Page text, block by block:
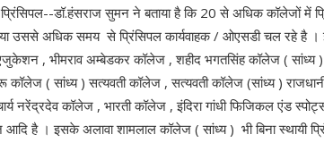
डॉ.हंसराज सुमन ने बताया है कि 20 से अधिक कॉलेजों में
उससे अधिक समय से प्रिंसिपल कार्यवाहक / ओएसडी चल रहे है ।
, भीमराव अम्बेडकर कॉलेज , शहीद भगतसिंह कॉलेज ( सांध्य )
( सांध्य ) सत्यवती कॉलेज , सत्यवती कॉलेज (सांध्य )
नरेंद्रदेव कॉलेज , भारती कॉलेज , इंदिरा गांधी फिजिकल एंड
है । इसके अलावा शामलाल कॉलेज ( सांध्य ) भी बिना स्थायी